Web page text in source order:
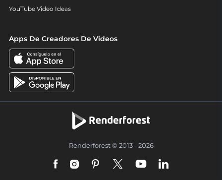
YouTube Video Ideas
Apps De Creadores De Videos
Renderforest © 2013 - 2026